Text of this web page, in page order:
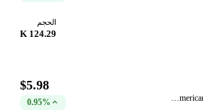
الحجم
124.29 K
YXT.COM GROUP HOLDING LIMITED American Depository Shares
$5.98
0.95%